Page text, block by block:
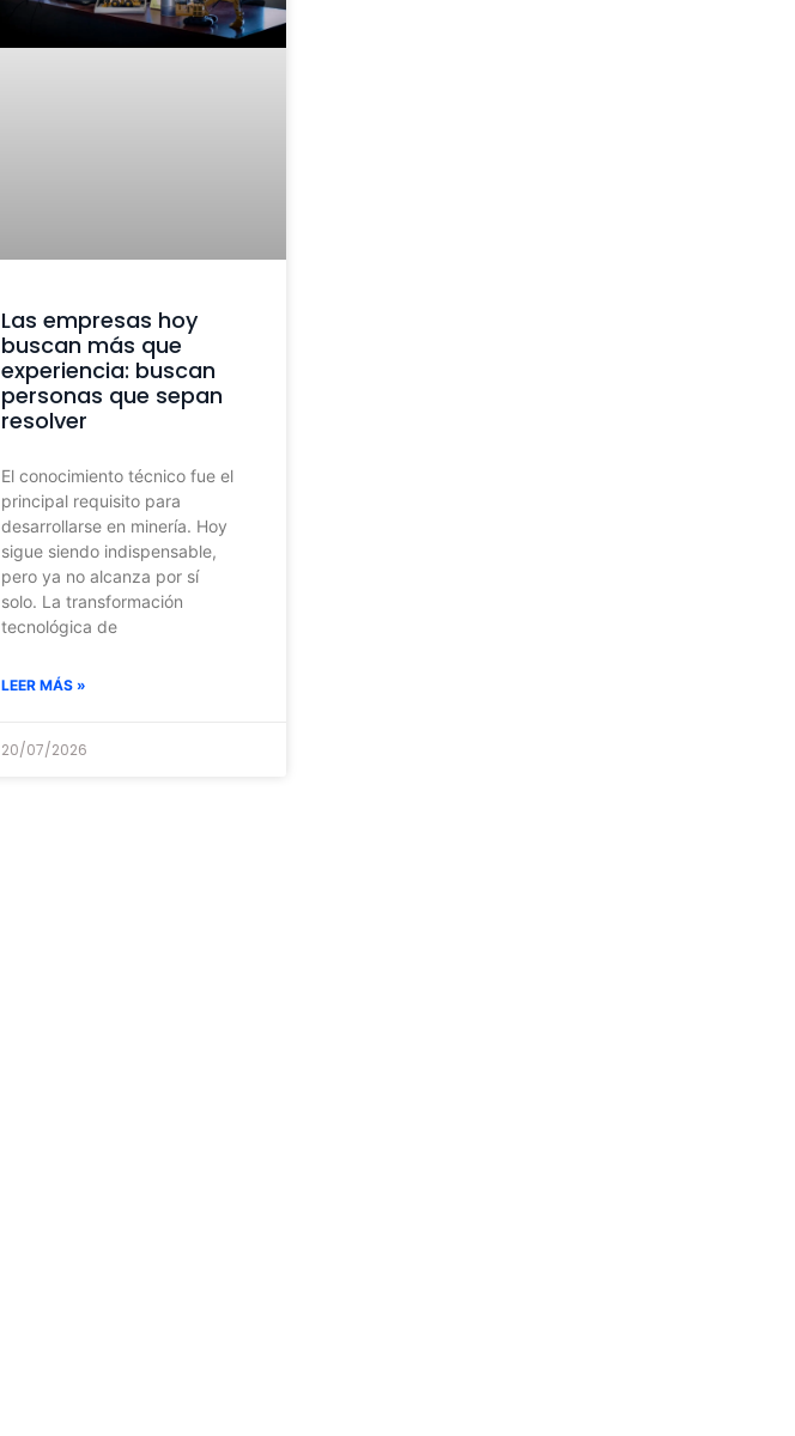
Las empresas hoy
buscan más que
experiencia: buscan
personas que sepan
resolver
El conocimiento técnico fue el
principal requisito para
desarrollarse en minería. Hoy
sigue siendo indispensable,
pero ya no alcanza por sí
solo. La transformación
tecnológica de
LEER MÁS »
20/07/2026